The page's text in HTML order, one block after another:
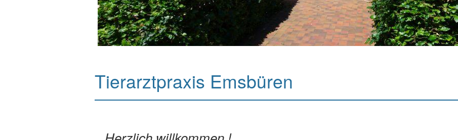
Tierarztpraxis Emsbüren